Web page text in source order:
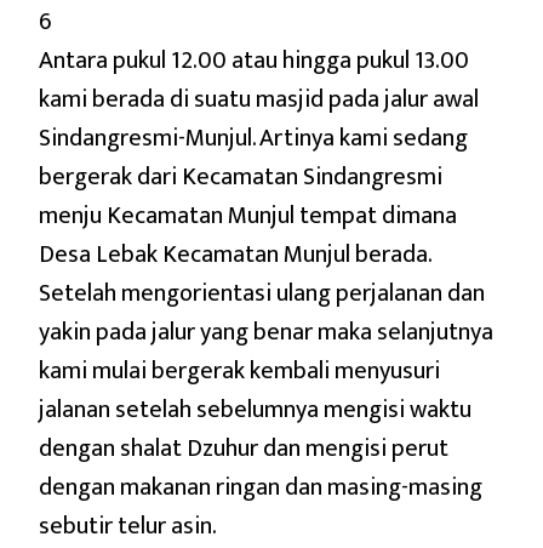
6
Antara pukul 12.00 atau hingga pukul 13.00
kami berada di suatu masjid pada jalur awal
Sindangresmi-Munjul. Artinya kami sedang
bergerak dari Kecamatan Sindangresmi
menju Kecamatan Munjul tempat dimana
Desa Lebak Kecamatan Munjul berada.
Setelah mengorientasi ulang perjalanan dan
yakin pada jalur yang benar maka selanjutnya
kami mulai bergerak kembali menyusuri
jalanan setelah sebelumnya mengisi waktu
dengan shalat Dzuhur dan mengisi perut
dengan makanan ringan dan masing-masing
sebutir telur asin.